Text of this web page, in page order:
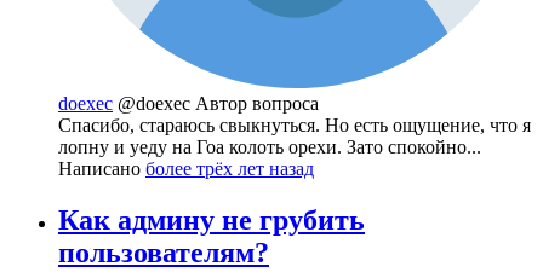
doexec @doexec Автор вопроса
Спасибо, стараюсь свыкнуться. Но есть ощущение, что я
лопну и уеду на Гоа колоть орехи. Зато спокойно...
Написано более трёх лет назад
Как админу не грубить
пользователям?